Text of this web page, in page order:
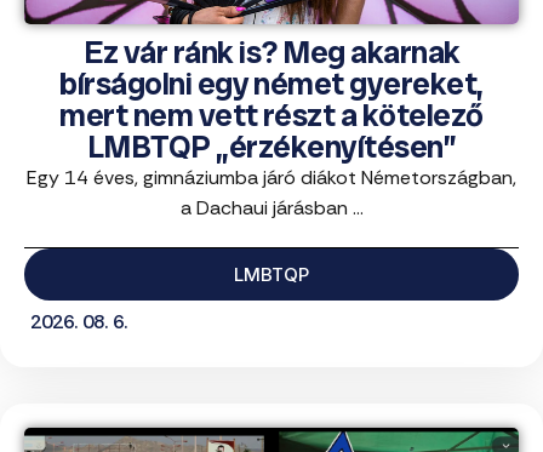
Ez vár ránk is? Meg akarnak
bírságolni egy német gyereket,
mert nem vett részt a kötelező
LMBTQP „érzékenyítésen”
Egy 14 éves, gimnáziumba járó diákot Németországban,
a Dachaui járásban ...
LMBTQP
2026. 08. 6.